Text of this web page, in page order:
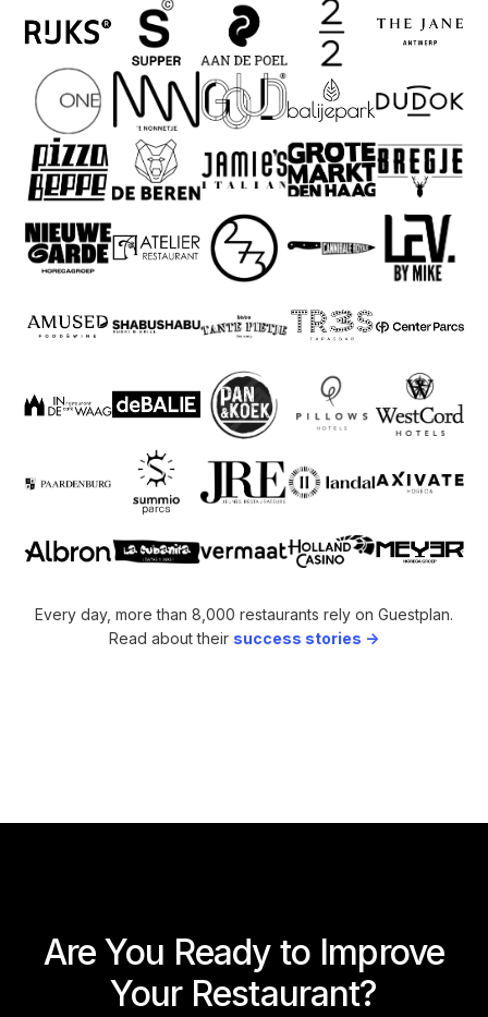
Every day, more than 8,000 restaurants rely on Guestplan.
Read about their success stories ->
Are You Ready to Improve
Your Restaurant?